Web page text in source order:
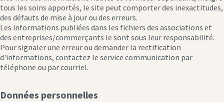
tous les soins apportés, le site peut comporter des inexactitudes,
des défauts de mise à jour ou des erreurs.
Les informations publiées dans les fichiers des associations et
des entreprises/commerçants le sont sous leur responsabilité.
Pour signaler une erreur ou demander la rectification
d'informations, contactez le service communication par
téléphone ou par courriel.
Données personnelles